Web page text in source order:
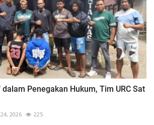
Penegakan Hukum, Tim URC Sat
2026 225